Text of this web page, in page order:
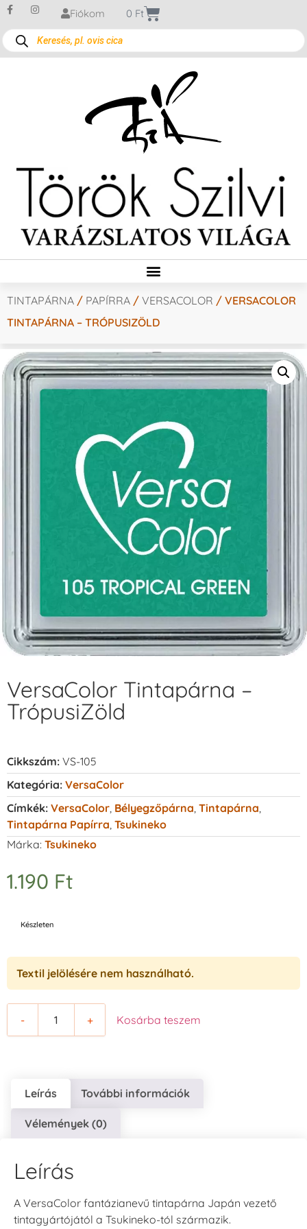
Fiókom 0 Ft
TINTAPÁRNA / PAPÍRRA / VERSACOLOR / VERSACOLOR
TINTAPÁRNA – TRÓPUSIZÖLD
VersaColor Tintapárna –
TrópusiZöld
Cikkszám: VS-105
Kategória: VersaColor
Címkék: VersaColor, Bélyegzőpárna, Tintapárna,
Tintapárna Papírra, Tsukineko
Márka: Tsukineko
1.190 Ft
Készleten
Textil jelölésére nem használható.
- + Kosárba teszem
Leírás További információk
Vélemények (0)
Leírás
A VersaColor fantázianevű tintapárna Japán vezető
tintagyártójától a Tsukineko-tól származik.